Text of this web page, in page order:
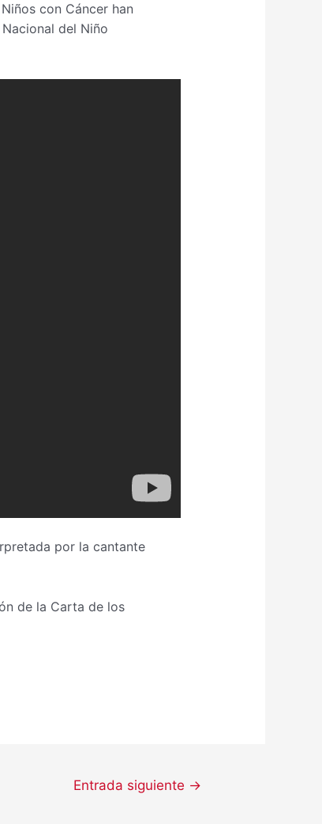
con Cáncer han
del Niño
por la cantante
de la Carta de los
Entrada siguiente →